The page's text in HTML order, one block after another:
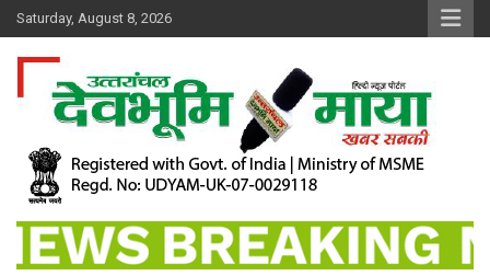
Skip
to
content
Saturday, August 8, 2026
Dev Bhoomi Maya